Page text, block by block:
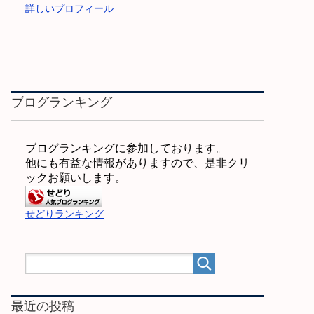
詳しいプロフィール
ブログランキング
ブログランキングに参加しております。
他にも有益な情報がありますので、是非クリ
ックお願いします。
せどりランキング
最近の投稿